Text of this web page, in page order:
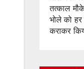
तत्काल
भोले को
कराकर